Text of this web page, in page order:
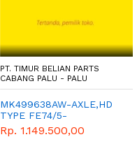
PT. TIMUR BELIAN PARTS
CABANG PALU - PALU
MK499638AW-AXLE,HD
TYPE FE74/5-
MITSUBISHI-GENUINE
PARTS-CANTER PS 125
Rp. 1.149.500,00